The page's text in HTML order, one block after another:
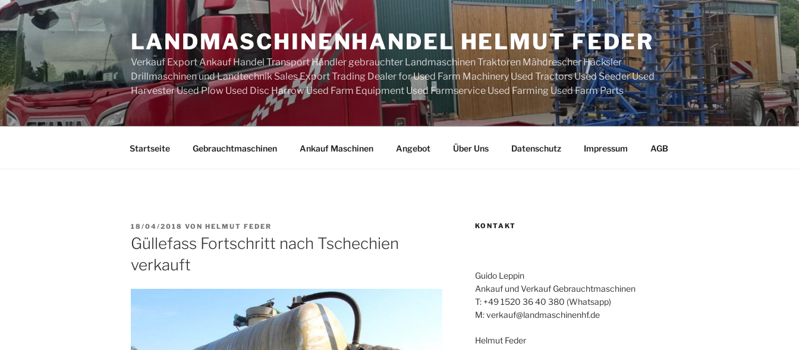
Zum
Inhalt
springen
LANDMASCHINENHANDEL HELMUT FEDER
Verkauf Export Ankauf Handel Transport Händler gebrauchter Landmaschinen Traktoren Mähdrescher Häcksler
Drillmaschinen und Landtechnik Sales Export Trading Dealer for Used Farm Machinery Used Tractors Used Seeder Used
Harvester Used Plow Used Disc Harrow Used Farm Equipment Used Farmservice Used Farming Used Farm Parts
Startseite Gebrauchtmaschinen Ankauf Maschinen Angebot Über Uns Datenschutz Impressum AGB
VERÖFFENTLICHT
AM
18/04/2018 VON HELMUT FEDER
Güllefass Fortschritt nach Tschechien
verkauft
KONTAKT
Guido Leppin
Ankauf und Verkauf Gebrauchtmaschinen
T: +49 1520 36 40 380 (Whatsapp)
M: verkauf@landmaschinenhf.de
Helmut Feder